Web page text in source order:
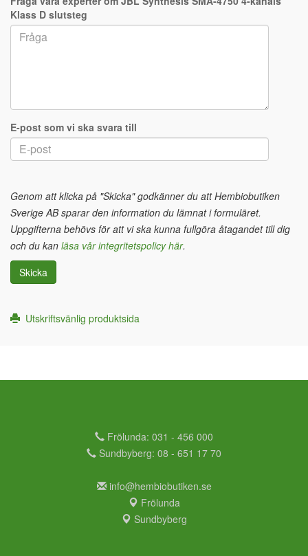
Klass D slutsteg
E-post som vi ska svara till
Genom att klicka på "Skicka" godkänner du att Hembiobutiken
Sverige AB sparar den information du lämnat i formuläret.
Uppgifterna behövs för att vi ska kunna fullgöra åtagandet till dig
och du kan läsa vår integritetspolicy här.
Skicka
Utskriftsvänlig produktsida
Frölunda: 031 - 456 000
Sundbyberg: 08 - 651 17 70
info@hembiobutiken.se
Frölunda
Sundbyberg